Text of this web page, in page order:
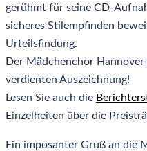
gerühmt für seine CD-
sicheres Stilempfinden
Urteilsfindung.
Der Mädchenchor
verdienten Auszeichnung!
Lesen Sie auch die
Einzelheiten über die
Ein imposanter Gruß an die